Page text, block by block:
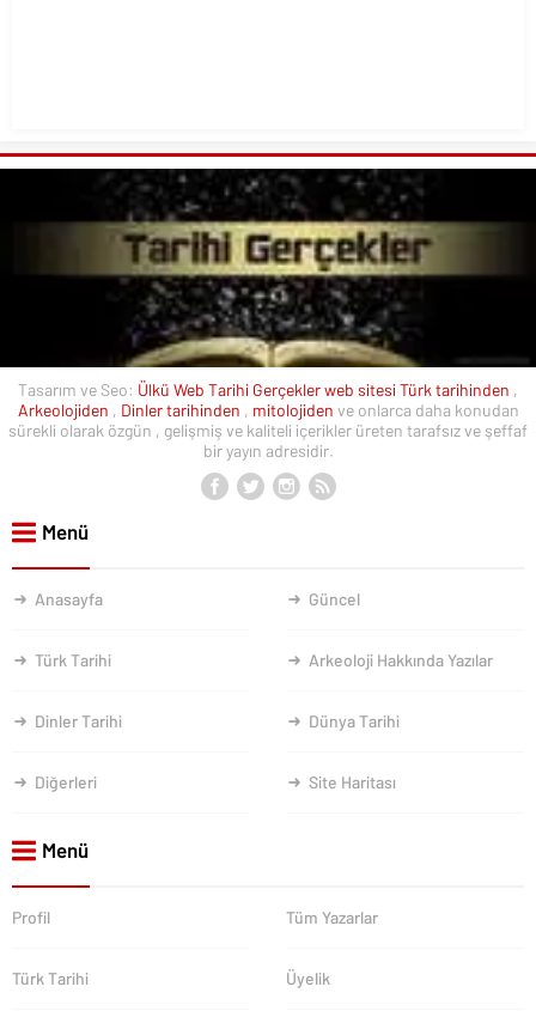
Tasarım ve Seo: Ülkü Web Tarihi Gerçekler web sitesiTürk tarihinden ,
Arkeolojiden , Dinler tarihinden , mitolojiden ve onlarca daha konudan
sürekli olarak özgün , gelişmiş ve kaliteli içerikler üreten tarafsız ve şeffaf
bir yayın adresidir.
Menü
Anasayfa Güncel
Türk Tarihi Arkeoloji Hakkında Yazılar
Dinler Tarihi Dünya Tarihi
Diğerleri Site Haritası
Menü
Profil Tüm Yazarlar
Türk Tarihi Üyelik